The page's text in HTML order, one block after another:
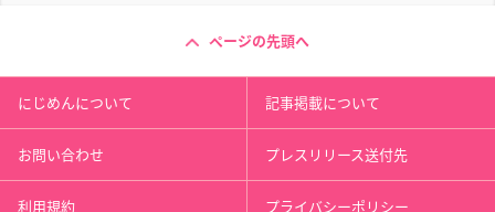
ページの先頭へ
にじめんについて 記事掲載について
お問い合わせ プレスリリース送付先
利用規約 プライバシーポリシー